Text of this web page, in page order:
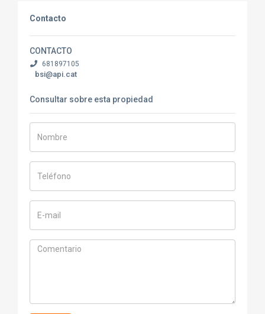
Contacto
CONTACTO
681897105
bsi@api.cat
Consultar sobre esta propiedad